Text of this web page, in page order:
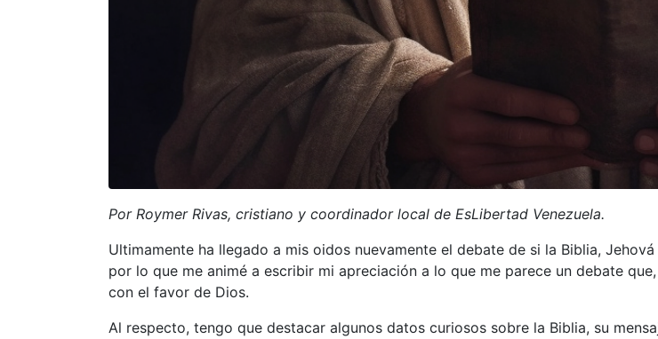
Por Roymer Rivas, cristiano y coordinador local de EsLibertad Venezuela.
Ultimamente ha llegado a mis oidos nuevamente el debate de si la Biblia,
por lo que me animé a escribir mi apreciación a lo que me parece un debate
con el favor de Dios.
Al respecto, tengo que destacar algunos datos curiosos sobre la Biblia, su